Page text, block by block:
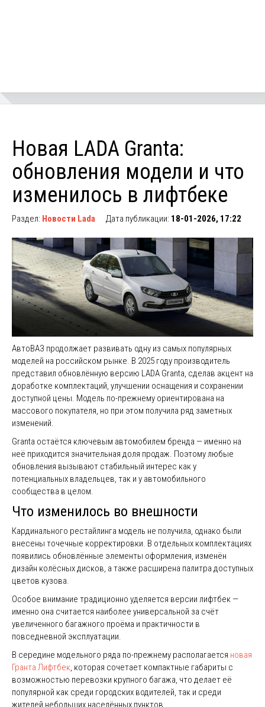
Новая LADA Granta:
обновления модели и что
изменилось в лифтбеке
Раздел: Новости Lada Дата публикации: 18-01-2026, 17:22
АвтоВАЗ продолжает развивать одну из самых популярных
моделей на российском рынке. В 2025 году производитель
представил обновлённую версию LADA Granta, сделав акцент на
доработке комплектаций, улучшении оснащения и сохранении
доступной цены. Модель по-прежнему ориентирована на
массового покупателя, но при этом получила ряд заметных
изменений.
Granta остаётся ключевым автомобилем бренда — именно на
неё приходится значительная доля продаж. Поэтому любые
обновления вызывают стабильный интерес как у
потенциальных владельцев, так и у автомобильного
сообщества в целом.
Что изменилось во внешности
Кардинального рестайлинга модель не получила, однако были
внесены точечные корректировки. В отдельных комплектациях
появились обновлённые элементы оформления, изменён
дизайн колёсных дисков, а также расширена палитра доступных
цветов кузова.
Особое внимание традиционно уделяется версии лифтбек —
именно она считается наиболее универсальной за счёт
увеличенного багажного проёма и практичности в
повседневной эксплуатации.
В середине модельного ряда по-прежнему располагается новая
Гранта Лифтбек, которая сочетает компактные габариты с
возможностью перевозки крупного багажа, что делает её
популярной как среди городских водителей, так и среди
жителей небольших населённых пунктов.